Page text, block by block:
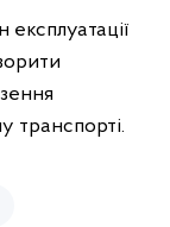
транспорті.